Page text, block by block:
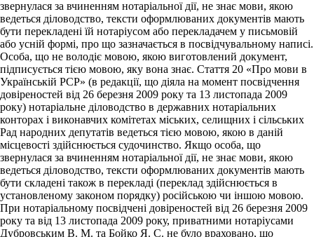
звернулася за вчиненням нотаріальної дії, не знає мови, якою
ведеться діловодство, тексти оформлюваних документів мають
бути перекладені їй нотаріусом або перекладачем у письмовій
або усній формі, про що зазначається в посвідчувальному написі.
Особа, що не володіє мовою, якою виготовлений документ,
підписується тією мовою, яку вона знає. Стаття 20 «Про мови в
Українській РСР» (в редакції, що діяла на момент посвідчення
довіреностей від 26 березня 2009 року та 13 листопада 2009
року) нотаріальне діловодство в державних нотаріальних
конторах і виконавчих комітетах міських, селищних і сільських
Рад народних депутатів ведеться тією мовою, якою в даній
місцевості здійснюється судочинство. Якщо особа, що
звернулася за вчиненням нотаріальної дії, не знає мови, якою
ведеться діловодство, тексти оформлюваних документів мають
бути складені також в перекладі (переклад здійснюється в
установленому законом порядку) російською чи іншою мовою.
При нотаріальному посвідчені довіреностей від 26 березня 2009
року та від 13 листопада 2009 року, приватними нотаріусами
Дубровським В. М. та Бойко Я. С. не було враховано, що